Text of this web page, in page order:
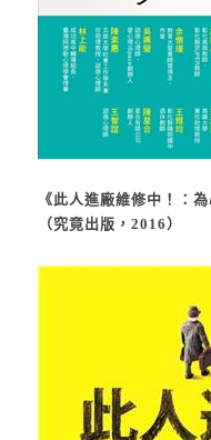
《此人進廠維修中！：
（究竟出版，2016）